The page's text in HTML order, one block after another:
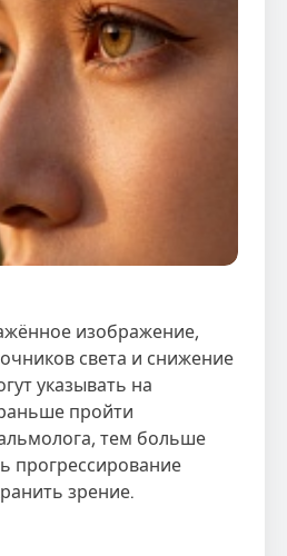
изображение,
света и снижение
указывать на
пройти
тем больше
прогрессирование
зрение.